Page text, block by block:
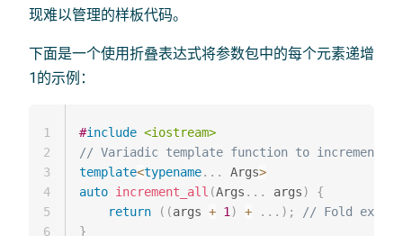
现难以管理的样板代码。
下面是一个使用折叠表达式将参数包中的每个元素递增
1的示例：
#include <iostream>
// Variadic template function to increment
template<typename. . . Args>
auto increment_all (Args . . . args)
{
return
( (args + 1 ) + . . . ) ;
// Fold
}
1
2
3
4
5
6